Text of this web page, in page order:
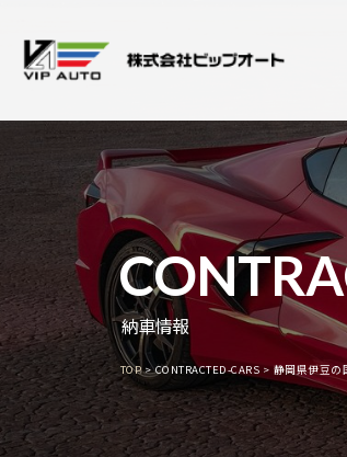
納車情報
TOP CONTRACTED-CARS 静岡県伊豆